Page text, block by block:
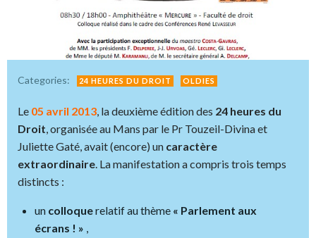
Categories: 24 HEURES DU DROIT OLDIES
Le 05 avril 2013, la deuxième édition des 24 heures du
Droit, organisée au Mans par le Pr Touzeil-Divina et
Juliette Gaté, avait (encore) un caractère
extraordinaire. La manifestation a compris trois temps
distincts :
un colloquerelatif au thème « Parlement aux
écrans ! » ,